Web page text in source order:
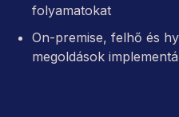
folyamatokat
On-premise, felhő és
megoldások